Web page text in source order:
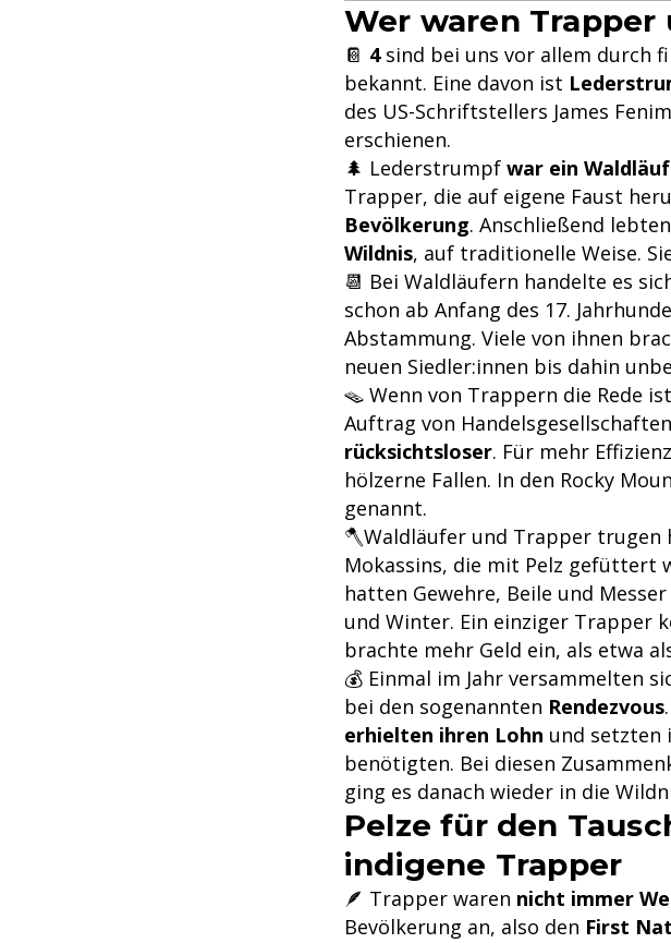
Wer waren
📔 4sind bei uns vor allem durch
bekannt. Eine davon ist
des US-Schriftstellers James
erschienen.
🌲 Lederstrumpf war ein
Trapper, die auf eigene Faust
Bevölkerung. Anschließend
Wildnis, auf traditionelle Weise.
📆 Bei Waldläufern handelte es
schon ab Anfang des 17.
Abstammung. Viele von ihnen
neuen Siedler:innen bis dahin
🪤 Wenn von Trappern die Rede
Auftrag von
rücksichtsloser. Für mehr
hölzerne Fallen. In den Rocky
genannt.
🪓Waldläufer und Trapper trugen
Mokassins, die mit Pelz gefüttert
hatten Gewehre, Beile und
und Winter. Ein einziger Trapper
brachte mehr Geld ein, als etwa
💰 Einmal im Jahr versammelten
bei den sogenannten Rendezvous
erhielten ihren Lohn und setzten
benötigten. Bei diesen
ging es danach wieder in die
Pelze für den
indigene Trapper
🪶 Trapper waren nicht immer
Bevölkerung an, also den First